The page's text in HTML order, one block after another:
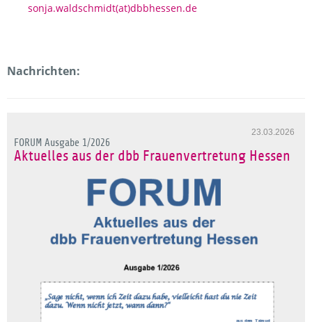
sonja.waldschmidt(at)dbbhessen.de
Nachrichten:
23.03.2026
FORUM Ausgabe 1/2026
Aktuelles aus der dbb Frauenvertretung Hessen